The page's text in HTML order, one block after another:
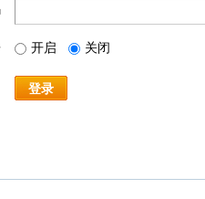
开启 关闭
登录